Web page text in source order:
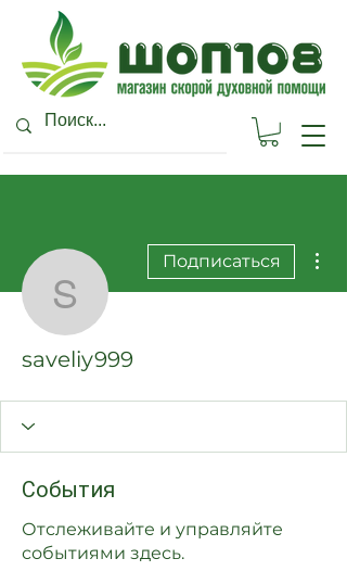
saveliy999
Подписаться
saveliy999
События
Отслеживайте и управляйте
событиями здесь.